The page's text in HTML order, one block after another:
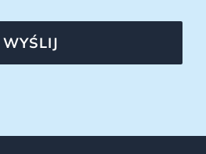
WYŚLIJ